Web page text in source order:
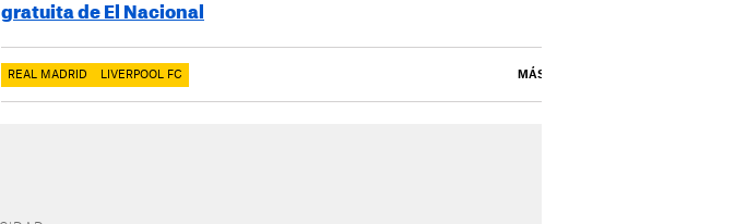
gratuita de El Nacional
REAL MADRID LIVERPOOL FC MÁS